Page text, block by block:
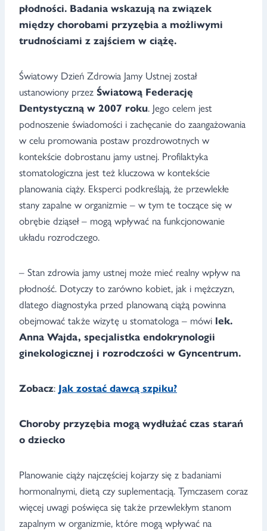
płodności. Badania wskazują na związek
między chorobami przyzębia a możliwymi
trudnościami z zajściem w ciążę.
Światowy Dzień Zdrowia Jamy Ustnej został
ustanowiony przez Światową Federację
Dentystyczną w 2007 roku. Jego celem jest
podnoszenie świadomości i zachęcanie do zaangażowania
w celu promowania postaw prozdrowotnych w
kontekście dobrostanu jamy ustnej. Profilaktyka
stomatologiczna jest też kluczowa w kontekście
planowania ciąży. Eksperci podkreślają, że przewlekłe
stany zapalne w organizmie – w tym te toczące się w
obrębie dziąseł – mogą wpływać na funkcjonowanie
układu rozrodczego.
– Stan zdrowia jamy ustnej może mieć realny wpływ na
płodność. Dotyczy to zarówno kobiet, jak i mężczyzn,
dlatego diagnostyka przed planowaną ciążą powinna
obejmować także wizytę u stomatologa – mówi lek.
Anna Wajda, specjalistka endokrynologii
ginekologicznej i rozrodczości w Gyncentrum.
Zobacz: Jak zostać dawcą szpiku?
Choroby przyzębia mogą wydłużać czas starań
o dziecko
Planowanie ciąży najczęściej kojarzy się z badaniami
hormonalnymi, dietą czy suplementacją. Tymczasem coraz
więcej uwagi poświęca się także przewlekłym stanom
zapalnym w organizmie, które mogą wpływać na